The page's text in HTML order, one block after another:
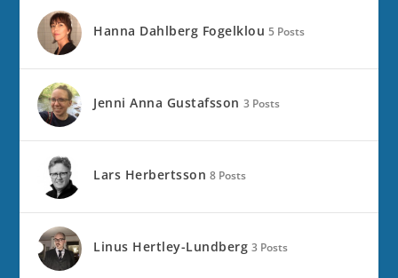
Hanna Dahlberg Fogelklou 5 Posts
Jenni Anna Gustafsson 3 Posts
Lars Herbertsson 8 Posts
Linus Hertley-Lundberg 3 Posts